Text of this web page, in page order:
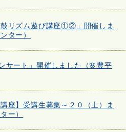
リズム遊び講座①②」開催しま
ター）
サート」開催しました（🌸豊平
座】受講生募集～２０（土）ま
ー）